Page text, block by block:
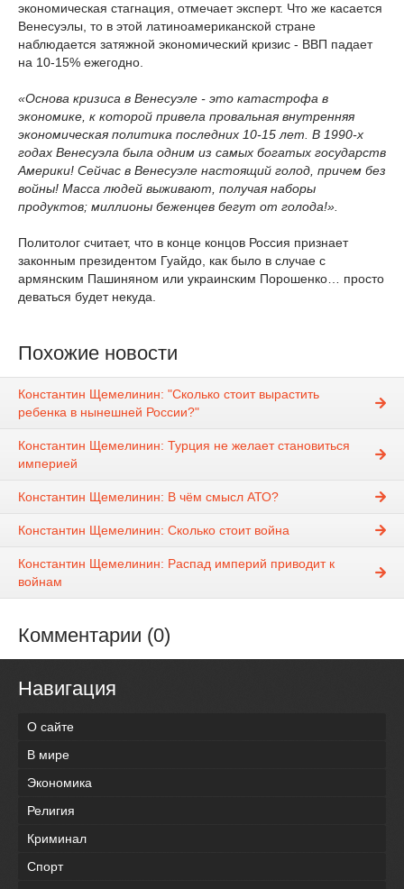
экономическая стагнация, отмечает эксперт. Что же касается
Венесуэлы, то в этой латиноамериканской стране
наблюдается затяжной экономический кризис - ВВП падает
на 10-15% ежегодно.
«Основа кризиса в Венесуэле - это катастрофа в
экономике, к которой привела провальная внутренняя
экономическая политика последних 10-15 лет. В 1990-х
годах Венесуэла была одним из самых богатых государств
Америки! Сейчас в Венесуэле настоящий голод, причем без
войны! Масса людей выживают, получая наборы
продуктов; миллионы беженцев бегут от голода!».
Политолог считает, что в конце концов Россия признает
законным президентом Гуайдо, как было в случае с
армянским Пашиняном или украинским Порошенко… просто
деваться будет некуда.
Похожие новости
Константин Щемелинин: "Сколько стоит вырастить
ребенка в нынешней России?"
Константин Щемелинин: Турция не желает становиться
империей
Константин Щемелинин: В чём смысл АТО?
Константин Щемелинин: Сколько стоит война
Константин Щемелинин: Распад империй приводит к
войнам
Комментарии (0)
Навигация
О сайте
В мире
Экономика
Религия
Криминал
Спорт